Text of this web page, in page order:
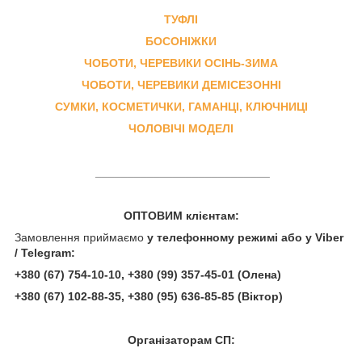
ТУФЛІ
БОСОНІЖКИ
ЧОБОТИ, ЧЕРЕВИКИ ОСІНЬ-ЗИМА
ЧОБОТИ, ЧЕРЕВИКИ ДЕМІСЕЗОННІ
СУМКИ, КОСМЕТИЧКИ, ГАМАНЦІ, КЛЮЧНИЦІ
ЧОЛОВІЧІ МОДЕЛІ
ОПТОВИМ клієнтам:
Замовлення приймаємо у телефонному режимі або у Viber
/ Telegram:
+380 (67) 754-10-10, +380 (99) 357-45-01 (Олена)
+380 (67) 102-88-35, +380 (95) 636-85-85 (Віктор)
Організаторам СП: